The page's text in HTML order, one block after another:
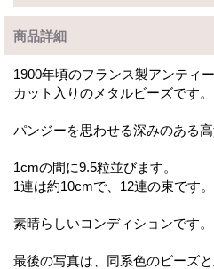
商品詳細
1900年頃のフランス製アンティー
カット入りのメタルビーズです。
パンジーを思わせる深みのある高
1cmの間に9.5粒並びます。
1連は約10cmで、12連の束です。
素晴らしいコンディションです。
最後の写真は、同系色のビーズと